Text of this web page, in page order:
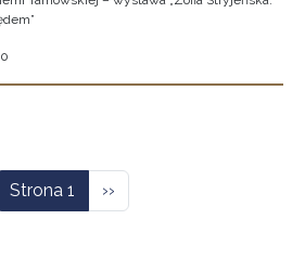
Strona 1 Następna strona
››